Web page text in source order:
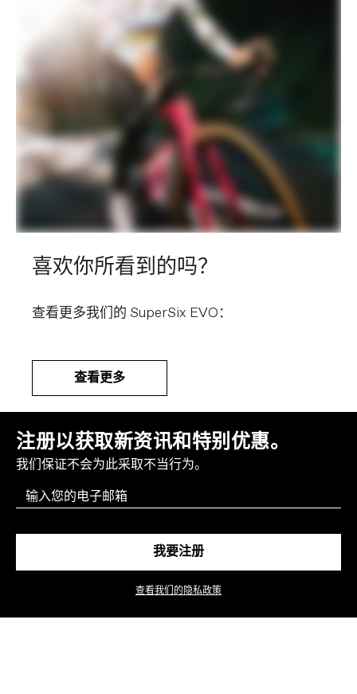
喜欢你所看到的吗？
查看更多我们的 SuperSix EVO：
查看更多
注册以获取新资讯和特别优惠。
我们保证不会为此采取不当行为。
Email
我要注册
查看我们的隐私政策